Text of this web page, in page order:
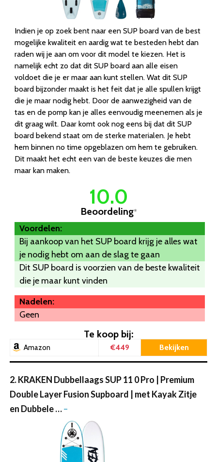
Indien je op zoek bent naar een SUP board van de best
mogelijke kwaliteit en aardig wat te besteden hebt dan
raden wij je aan om voor dit model te kiezen. Het is
namelijk echt zo dat dit SUP board aan alle eisen
voldoet die je er maar aan kunt stellen. Wat dit SUP
board bijzonder maakt is het feit dat je alle spullen krijgt
die je maar nodig hebt. Door de aanwezigheid van de
tas en de pomp kan je alles eenvoudig meenemen als je
dit graag wilt. Daar komt ook nog eens bij dat dit SUP
board bekend staat om de sterke materialen. Je hebt
hem binnen no time opgeblazen om hem te gebruiken.
Dit maakt het echt een van de beste keuzes die men
maar kan maken.
10.0
Beoordeling*
Voordelen:
Bij aankoop van het SUP board krijg je alles wat
je nodig hebt om aan de slag te gaan
Dit SUP board is voorzien van de beste kwaliteit
die je maar kunt vinden
Nadelen:
Geen
Te koop bij:
Amazon €449 Bekijken
2. KRAKEN Dubbellaags SUP 11 0 Pro | Premium
Double Layer Fusion Supboard | met Kayak Zitje
en Dubbele …–